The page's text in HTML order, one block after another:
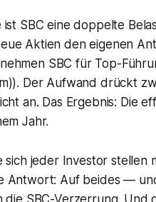
ist SBC eine doppelte
Aktien den eigenen
SBC für Top-
Der Aufwand drückt
an. Das Ergebnis: Die
Jahr.
sich jeder Investor stellen
Antwort: Auf beides —
die SBC-Verzerrung.